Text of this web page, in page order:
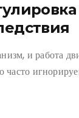
и работа
часто